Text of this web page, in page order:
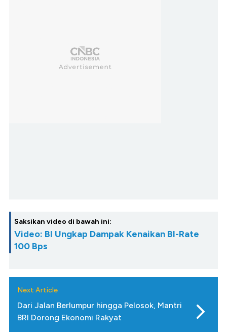
Saksikan video di bawah ini:
Video: BI Ungkap Dampak Kenaikan BI-Rate
100 Bps
Next Article
Dari Jalan Berlumpur hingga Pelosok, Mantri
BRI Dorong Ekonomi Rakyat